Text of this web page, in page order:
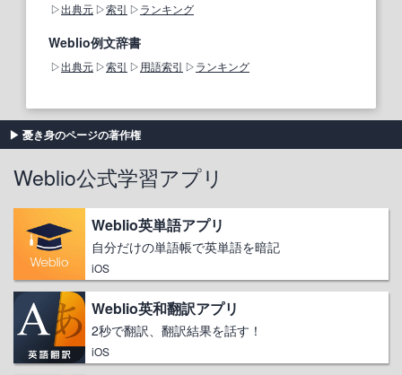
出典元 索引 ランキング
Weblio例文辞書
出典元 索引 用語索引 ランキング
憂き身のページの著作権
Weblio公式学習アプリ
Weblio英単語アプリ
自分だけの単語帳で英単語を暗記
iOS
Weblio英和翻訳アプリ
2秒で翻訳、翻訳結果を話す！
iOS